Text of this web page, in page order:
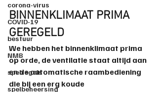
corona-virus
COVID-19
bestuur
NMB
spelregels
spelbeheersing
BINNENKLIMAAT PRIMA
GEREGELD
We hebben het binnenklimaat prima
op orde, de ventilatie staat altijd aan
en de automatische raambediening
die bij een erg koude